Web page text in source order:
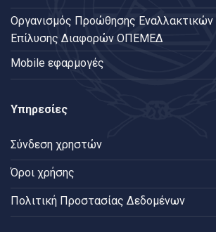
Oργανισμός Προώθησης
Επίλυσης Διαφορών ΟΠΕΜΕΔ
Mobile εφαρμογές
Υπηρεσίες
Σύνδεση χρηστών
Όροι χρήσης
Πολιτική Προστασίας Δεδομένων